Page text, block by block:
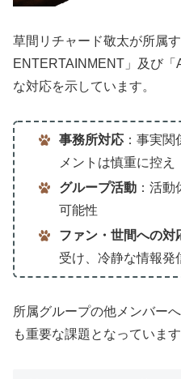
草間リチャード敬太が所属
ENTERTAINMENT」及び「
な対応を示しています。
事務所対応：事実関
メントは慎重に控え
グループ活動：活動
可能性
ファン・世間への対
受け、冷静な情報発
所属グループの他メンバー
も重要な課題となっています